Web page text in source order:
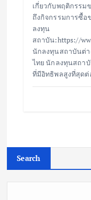
เกี่ยวกับพฤติกรรม
ถึงกิจกรรมการซื้
ลงทุน
สถาบัน:https://
นักลงทุนสถาบันต่
ไทย นักลงทุนสถา
ที่มีอิทธิพลสูงที่สุด
Search